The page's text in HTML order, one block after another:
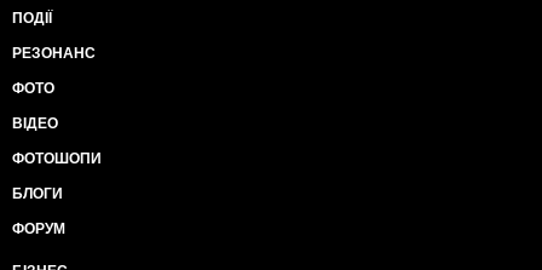
ПОДІЇ
РЕЗОНАНС
ФОТО
ВІДЕО
ФОТОШОПИ
БЛОГИ
ФОРУМ